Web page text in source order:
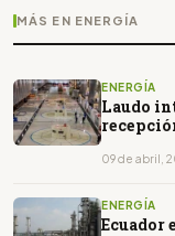
MÁS EN ENERGÍA
ENERGÍA
Laudo
09 de abril,
ENERGÍA
Ecuador